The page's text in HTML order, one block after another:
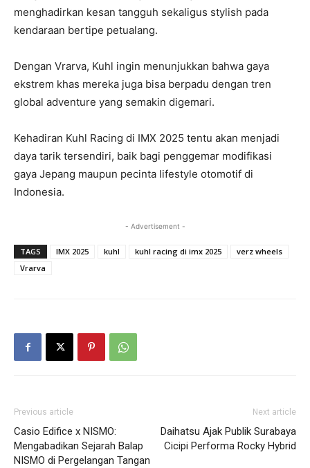
menghadirkan kesan tangguh sekaligus stylish pada
kendaraan bertipe petualang.
Dengan Vrarva, Kuhl ingin menunjukkan bahwa gaya
ekstrem khas mereka juga bisa berpadu dengan tren
global adventure yang semakin digemari.
Kehadiran Kuhl Racing di IMX 2025 tentu akan menjadi
daya tarik tersendiri, baik bagi penggemar modifikasi
gaya Jepang maupun pecinta lifestyle otomotif di
Indonesia.
- Advertisement -
TAGS IMX 2025 kuhl kuhl racing di imx 2025
verz wheels
Vrarva
Previous article
Casio Edifice x NISMO:
Mengabadikan Sejarah Balap
NISMO di Pergelangan Tangan
Next article
Daihatsu Ajak Publik Surabaya
Cicipi Performa Rocky Hybrid